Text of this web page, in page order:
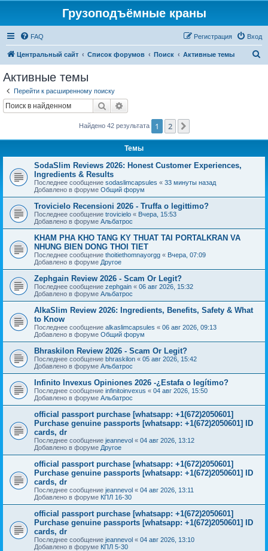
Грузоподъёмные краны
FAQ Вход
Регистрация
Центральный сайт Список форумов Поиск Активные темы
Активные темы
Перейти к расширенному поиску
Поиск
Найдено 42 результата 1 2
Темы
SodaSlim Reviews 2026: Honest Customer Experiences,
Ingredients & Results
Последнее сообщение sodaslimcapsules « 33 минуты назад
Добавлено в форуме Общий форум
Trovicielo Recensioni 2026 - Truffa o legittimo?
Последнее сообщение trovicielo « Вчера, 15:53
Добавлено в форуме Альбатрос
KHAM PHA KHO TANG KY THUAT TAI PORTALKRAN VA
NHUNG BIEN DONG THOI TIET
Последнее сообщение thoitiethomnayorgg « Вчера, 07:09
Добавлено в форуме Другое
Zephgain Review 2026 - Scam Or Legit?
Последнее сообщение zephgain « 06 авг 2026, 15:32
Добавлено в форуме Альбатрос
AlkaSlim Review 2026: Ingredients, Benefits, Safety & What
to Know
Последнее сообщение alkaslimcapsules « 06 авг 2026, 09:13
Добавлено в форуме Общий форум
Bhraskilon Review 2026 - Scam Or Legit?
Последнее сообщение bhraskilon « 05 авг 2026, 15:42
Добавлено в форуме Альбатрос
Infinito Invexus Opiniones 2026 -¿Estafa o legítimo?
Последнее сообщение infinitoinvexus « 04 авг 2026, 15:50
Добавлено в форуме Альбатрос
official passport purchase [whatsapp: +1(672)2050601]
Purchase genuine passports [whatsapp: +1(672)2050601] ID
cards, dr
Последнее сообщение jeannevol « 04 авг 2026, 13:12
Добавлено в форуме Другое
official passport purchase [whatsapp: +1(672)2050601]
Purchase genuine passports [whatsapp: +1(672)2050601] ID
cards, dr
Последнее сообщение jeannevol « 04 авг 2026, 13:11
Добавлено в форуме КПЛ 16-30
official passport purchase [whatsapp: +1(672)2050601]
Purchase genuine passports [whatsapp: +1(672)2050601] ID
cards, dr
Последнее сообщение jeannevol « 04 авг 2026, 13:10
Добавлено в форуме КПЛ 5-30